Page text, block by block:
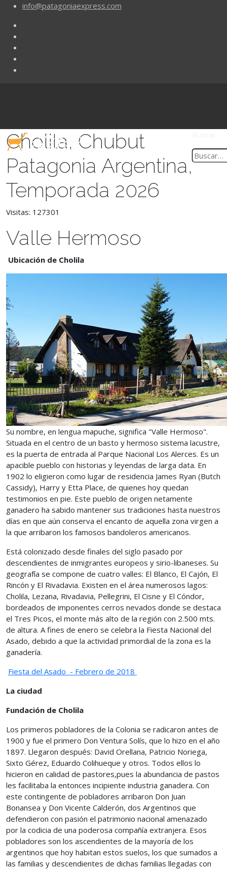
info@patagoniaexpress.com
Cholila, Chubut
Patagonia Argentina,
Temporada 2026
Visitas: 127301
Valle Hermoso
Ubicación de Cholila
Su nombre, en lengua mapuche, significa "Valle Hermoso".
Situada en el centro de un basto y hermoso sistema lacustre,
es la puerta de entrada al Parque Nacional Los Alerces. Es un
apacible pueblo con historias y leyendas de larga data. En
1902 lo eligieron como lugar de residencia James Ryan (Butch
Cassidy), Harry y Etta Place, de quienes hoy quedan
testimonios en pie. Este pueblo de origen netamente
ganadero ha sabido mantener sus tradiciones hasta nuestros
días en que aún conserva el encanto de aquella zona virgen a
la que arribaron los famosos bandoleros americanos.
Está colonizado desde finales del siglo pasado por
descendientes de inmigrantes europeos y sirio-libaneses. Su
geografía se compone de cuatro valles: El Blanco, El Cajón, El
Rincón y El Rivadavia. Existen en el área numerosos lagos:
Cholila, Lezana, Rivadavia, Pellegrini, El Cisne y El Cóndor,
bordeados de imponentes cerros nevados donde se destaca
el Tres Picos, el monte más alto de la región con 2.500 mts.
de altura. A fines de enero se celebra la Fiesta Nacional del
Asado, debido a que la actividad primordial de la zona es la
ganadería.
Fiesta del Asado - Febrero de 2018
La ciudad
Fundación de Cholila
Los primeros pobladores de la Colonia se radicaron antes de
1900 y fue el primero Don Ventura Solís, que lo hizo en el año
1897. Llegaron después: David Orellana, Patricio Noriega,
Sixto Gérez, Eduardo Colihueque y otros. Todos ellos lo
hicieron en calidad de pastores,pues la abundancia de pastos
les facilitaba la entonces incipiente industria ganadera. Con
este contingente de pobladores arribaron Don Juan
Bonansea y Don Vicente Calderón, dos Argentinos que
defendieron con pasión el patrimonio nacional amenazado
por la codicia de una poderosa compañía extranjera. Esos
pobladores son los ascendientes de la mayoría de los
argentinos que hoy habitan estos suelos, los que sumados a
las familias y descendientes de dichas familias llegadas con